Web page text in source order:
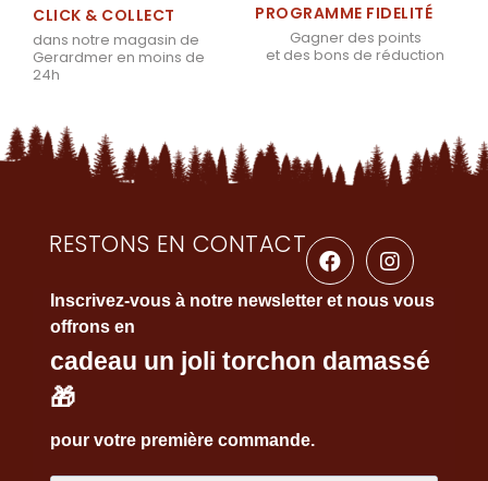
CLICK & COLLECT
dans notre magasin de
Gerardmer en moins de
24h
PROGRAMME FIDELITÉ
Gagner des points
et des bons de réduction
RESTONS EN CONTACT
Inscrivez-vous à notre newsletter et nous vous
offrons en
cadeau un joli torchon damassé
🎁
pour votre première commande.